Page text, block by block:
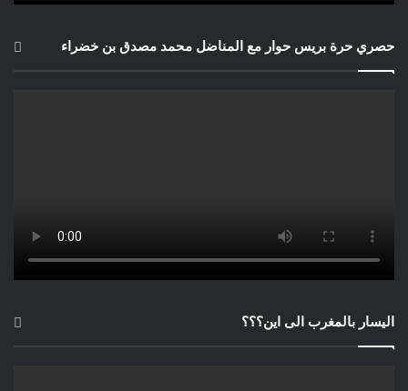
حصري حرة بريس حوار مع المناضل محمد مصدق بن خضراء
اليسار بالمغرب الى اين؟؟؟